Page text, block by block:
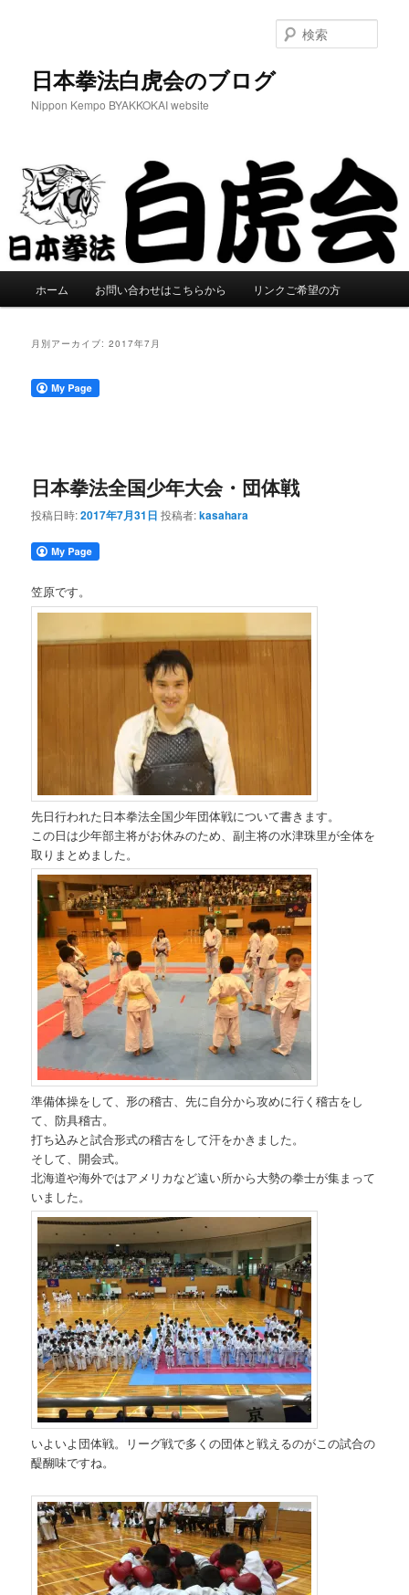
日本拳法白虎会のブログ
Nippon Kempo BYAKKOKAI website
索
ホーム お問い合わせはこちらから リンクご希望の方
月別アーカイブ:2017年7月
日本拳法全国少年大会・団体戦
投稿日時:2017年7月31日 投稿者:kasahara
笠原です。
先日行われた日本拳法全国少年団体戦について書きます。
この日は少年部主将がお休みのため、副主将の水津珠里が全体を
取りまとめました。
準備体操をして、形の稽古、先に自分から攻めに行く稽古をし
て、防具稽古。
打ち込みと試合形式の稽古をして汗をかきました。
そして、開会式。
北海道や海外ではアメリカなど遠い所から大勢の拳士が集まって
いました。
いよいよ団体戦。リーグ戦で多くの団体と戦えるのがこの試合の
醍醐味ですね。